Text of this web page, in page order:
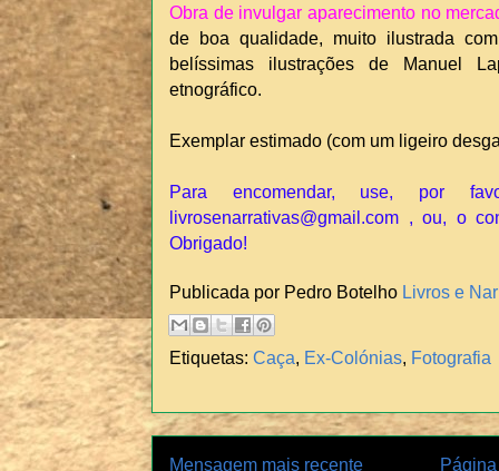
Obra de invulgar aparecimento no
de boa qualidade, muito ilustrada
belíssimas ilustrações de Manuel
etnográfico.
Exemplar estimado (com um ligeiro
Para encomendar, use, por
livrosenarrativas@gmail.com , ou, o
Obrigado!
Publicada por Pedro Botelho Livros e
Etiquetas: Caça Ex-Colónias Fotografia
Mensagem mais recente